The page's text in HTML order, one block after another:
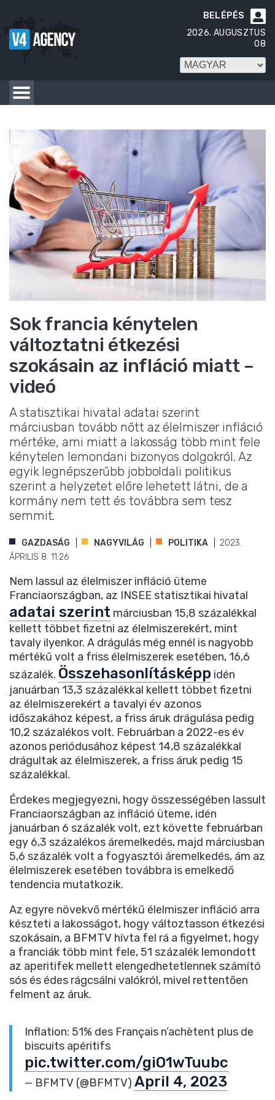

BELÉPÉS
2026. AUGUSZTUS
08
Sok francia kénytelen
változtatni étkezési
szokásain az infláció miatt –
videó
A statisztikai hivatal adatai szerint
márciusban tovább nőtt az élelmiszer infláció
mértéke, ami miatt a lakosság több mint fele
kénytelen lemondani bizonyos dolgokról. Az
egyik legnépszerűbb jobboldali politikus
szerint a helyzetet előre lehetett látni, de a
kormány nem tett és továbbra sem tesz
semmit.
GAZDASÁG NAGYVILÁG POLITIKA
2023.
ÁPRILIS 8. 11:26
Nem lassul az élelmiszer infláció üteme
Franciaországban, az INSEE statisztikai hivatal
adatai szerint márciusban 15,8 százalékkal
kellett többet fizetni az élelmiszerekért, mint
tavaly ilyenkor. A drágulás még ennél is nagyobb
mértékű volt a friss élelmiszerek esetében, 16,6
százalék. Összehasonlításképp idén
januárban 13,3 százalékkal kellett többet fizetni
az élelmiszerekért a tavalyi év azonos
időszakához képest, a friss áruk drágulása pedig
10,2 százalékos volt. Februárban a 2022-es év
azonos periódusához képest 14,8 százalékkal
drágultak az élelmiszerek, a friss áruk pedig 15
százalékkal.
Érdekes megjegyezni, hogy összességében lassult
Franciaországban az infláció üteme, idén
januárban 6 százalék volt, ezt követte februárban
egy 6,3 százalékos áremelkedés, majd márciusban
5,6 százalék volt a fogyasztói áremelkedés, ám az
élelmiszerek esetében továbbra is emelkedő
tendencia mutatkozik.
Az egyre növekvő mértékű élelmiszer infláció arra
készteti a lakosságot, hogy változtasson étkezési
szokásain, a BFMTV hívta fel rá a figyelmet, hogy
a franciák több mint fele, 51 százalék lemondott
az aperitifek mellett elengedhetetlennek számító
sós és édes rágcsálni valókról, mivel rettentően
felment az áruk.
Inflation: 51% des Français n’achètent plus de
biscuits apéritifs
pic.twitter.com/giO1wTuubc
— BFMTV (@BFMTV) April 4, 2023